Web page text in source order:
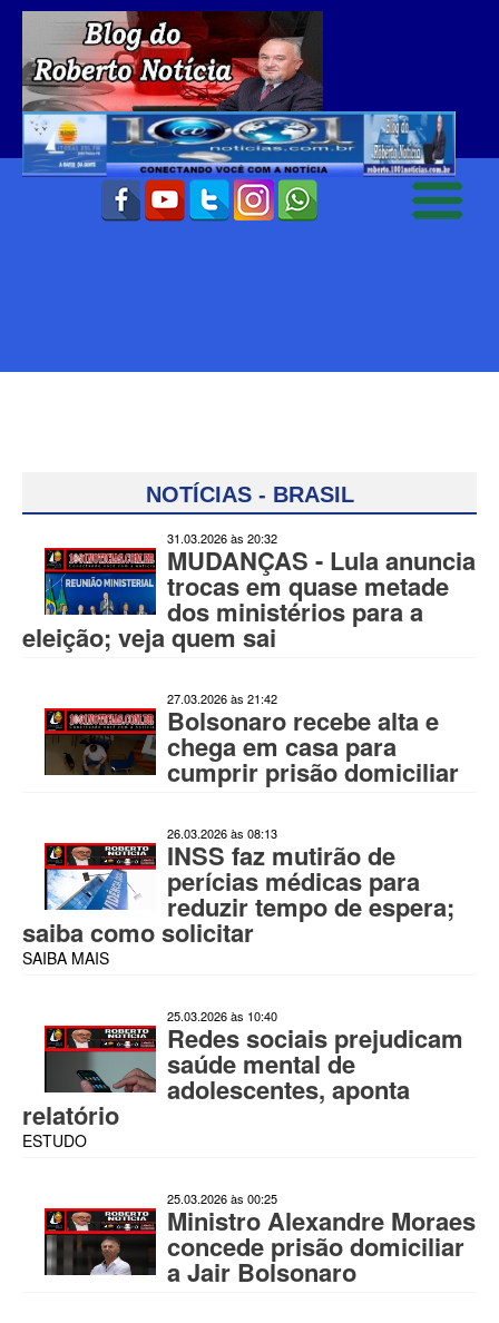
NOTÍCIAS - BRASIL
31.03.2026 às 20:32
MUDANÇAS - Lula anuncia
trocas em quase metade
dos ministérios para a
eleição; veja quem sai
27.03.2026 às 21:42
Bolsonaro recebe alta e
chega em casa para
cumprir prisão domiciliar
26.03.2026 às 08:13
INSS faz mutirão de
perícias médicas para
reduzir tempo de espera;
saiba como solicitar
SAIBA MAIS
25.03.2026 às 10:40
Redes sociais prejudicam
saúde mental de
adolescentes, aponta
relatório
ESTUDO
25.03.2026 às 00:25
Ministro Alexandre Moraes
concede prisão domiciliar
a Jair Bolsonaro